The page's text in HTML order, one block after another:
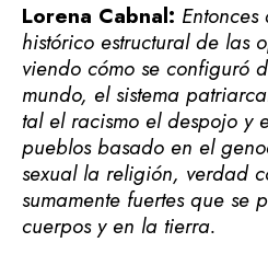
Lorena Cabnal:
histórico estructural de las
viendo cómo se configuró
mundo, el sistema
tal el racismo el despojo y
pueblos basado en el
sexual la religión, verdad
sumamente fuertes que se
cuerpos y en la tierra.